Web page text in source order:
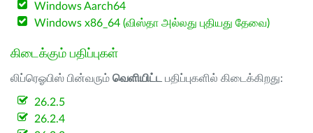
Windows Aarch64
Windows x86_64 (விஸ்தா அல்லது புதியது தேவை)
கிடைக்கும் பதிப்புகள்
லிப்ரெஓபிஸ் பின்வரும் வெளியிட்ட பதிப்புகளில் கிடைக்கிறது:
26.2.5
26.2.4